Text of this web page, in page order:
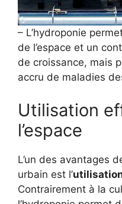
– L’hydroponie
de l’espace et un
de croissance, mais
accru de maladies
Utilisation
l’espace
L’un des avantages
urbain est l’
Contrairement à la